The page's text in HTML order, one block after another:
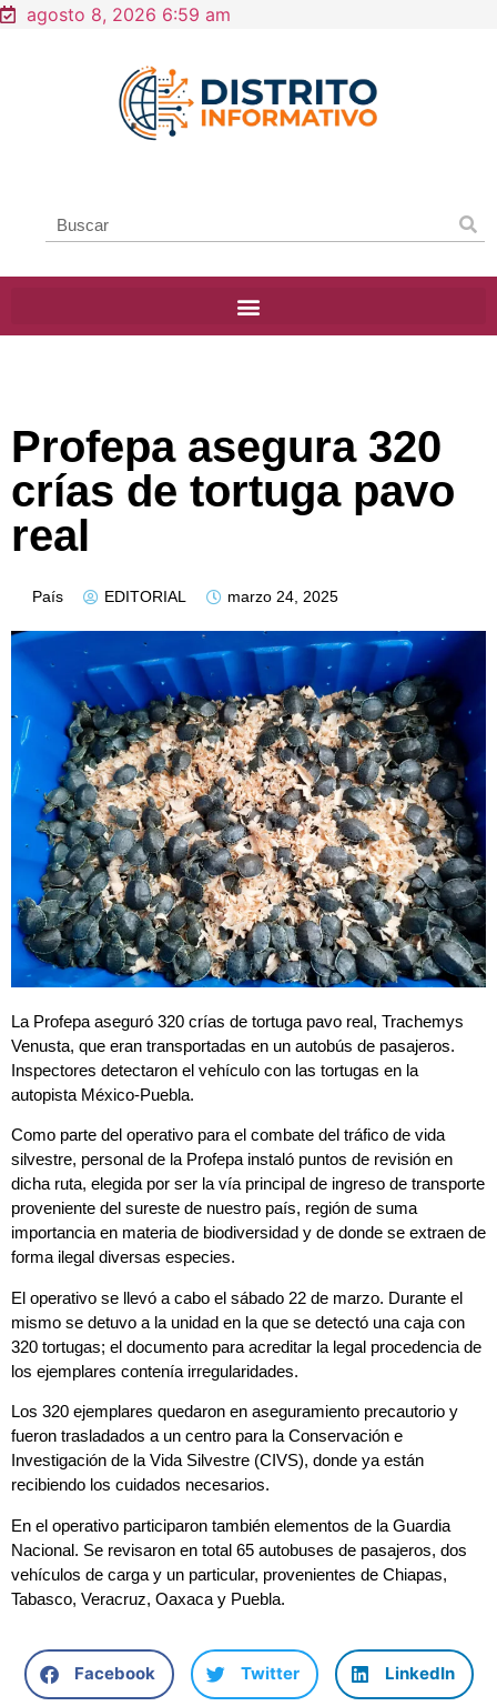
agosto 8, 2026 6:59 am
Profepa asegura 320
crías de tortuga pavo
real
País EDITORIAL marzo 24, 2025
La Profepa aseguró 320 crías de tortuga pavo real, Trachemys
Venusta, que eran transportadas en un autobús de pasajeros.
Inspectores detectaron el vehículo con las tortugas en la
autopista México-Puebla.
Como parte del operativo para el combate del tráfico de vida
silvestre, personal de la Profepa instaló puntos de revisión en
dicha ruta, elegida por ser la vía principal de ingreso de transporte
proveniente del sureste de nuestro país, región de suma
importancia en materia de biodiversidad y de donde se extraen de
forma ilegal diversas especies.
El operativo se llevó a cabo el sábado 22 de marzo. Durante el
mismo se detuvo a la unidad en la que se detectó una caja con
320 tortugas; el documento para acreditar la legal procedencia de
los ejemplares contenía irregularidades.
Los 320 ejemplares quedaron en aseguramiento precautorio y
fueron trasladados a un centro para la Conservación e
Investigación de la Vida Silvestre (CIVS), donde ya están
recibiendo los cuidados necesarios.
En el operativo participaron también elementos de la Guardia
Nacional. Se revisaron en total 65 autobuses de pasajeros, dos
vehículos de carga y un particular, provenientes de Chiapas,
Tabasco, Veracruz, Oaxaca y Puebla.
Facebook Twitter LinkedIn